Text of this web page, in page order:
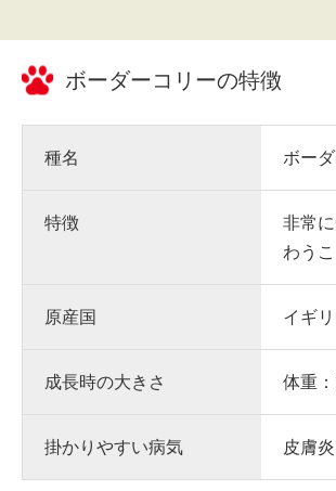
ボーダーコリーの特徴
種名 ボー
特徴
非常
わう
原産国 イギ
成長時の大きさ 体重
掛かりやすい病気 皮膚